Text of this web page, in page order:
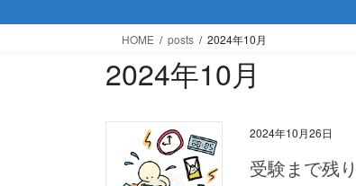
HOME posts 2024年10月
2024年10月
2024年10月26日
受験まで残